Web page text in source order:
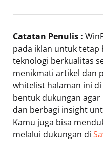
Catatan Penulis :
pada iklan untuk
teknologi berkualitas
menikmati artikel dan
whitelist halaman ini di
bentuk dukungan
dan berbagi insight
Kamu juga bisa
melalui dukungan di